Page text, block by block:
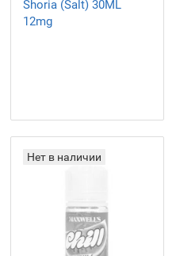
Shoria (Salt) 30ML
12mg
Нет в наличии